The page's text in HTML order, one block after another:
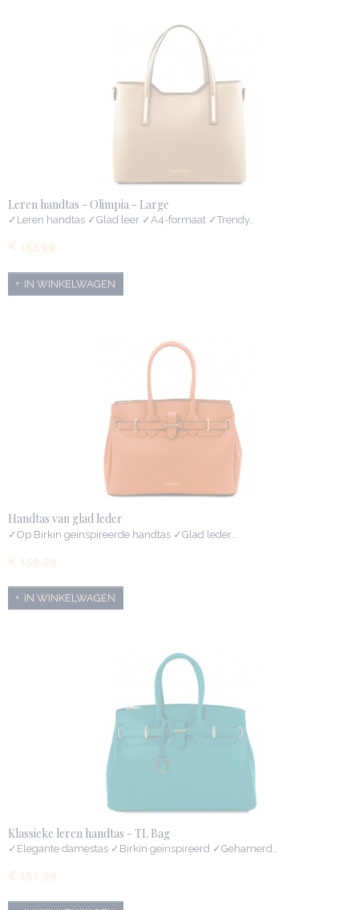
Leren handtas - Olimpia - Large
✓Leren handtas ✓Glad leer ✓A4-formaat ✓Trendy…
€ 153,99
IN WINKELWAGEN
Handtas van glad leder
✓Op Birkin geinspireerde handtas ✓Glad leder…
€ 159,99
IN WINKELWAGEN
Klassieke leren handtas - TL Bag
✓Elegante damestas ✓Birkin geïnspireerd ✓Gehamerd…
€ 152,99